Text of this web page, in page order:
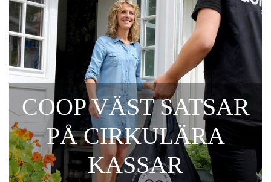
COOP VÄST SATSAR
PÅ CIRKULÄRA
KASSAR